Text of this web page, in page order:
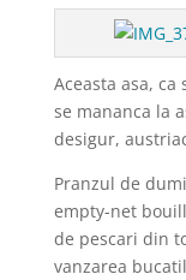
Aceasta asa,
se mananca la
desigur,
Pranzul de
empty-net
de pescari din
vanzarea